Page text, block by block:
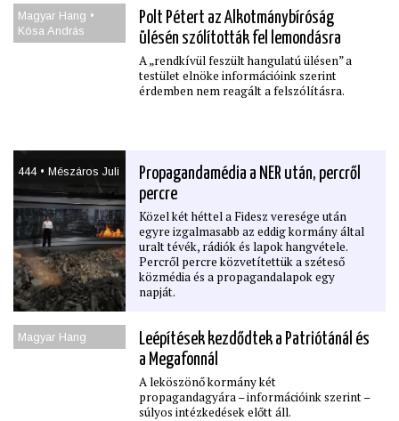
Magyar Hang •
Kósa András
Polt Pétert az Alkotmánybíróság
ülésén szólították fel lemondásra
A „rendkívül feszült hangulatú ülésen” a
testület elnöke információink szerint
érdemben nem reagált a felszólításra.
444 • Mészáros Juli
Propagandamédia a NER után, percről
percre
Közel két héttel a Fidesz veresége után
egyre izgalmasabb az eddig kormány által
uralt tévék, rádiók és lapok hangvétele.
Percről percre közvetítettük a széteső
közmédia és a propagandalapok egy
napját.
Magyar Hang
Leépítések kezdődtek a Patriótánál és
a Megafonnál
A leköszönő kormány két
propagandagyára – információink szerint –
súlyos intézkedések előtt áll.